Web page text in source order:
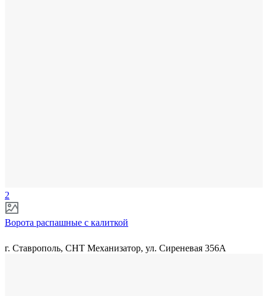
2
Ворота распашные с калиткой
г. Ставрополь, СНТ Механизатор, ул. Сиреневая 356А